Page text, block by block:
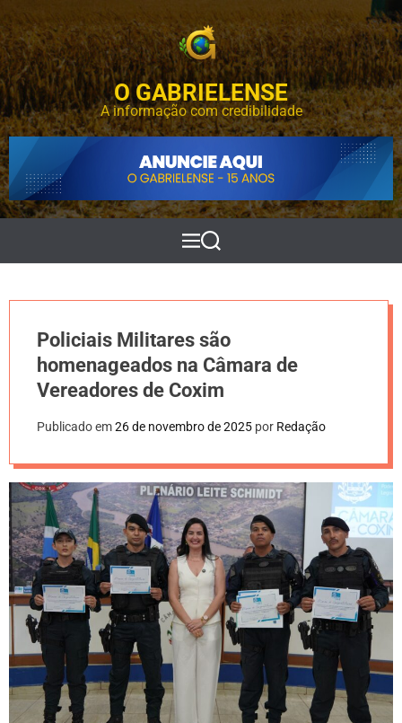
k
p
t
o
c
o
n
t
e
O GABRIELENSE
A informação com credibilidade
M
e
P
e
s
r
Policiais Militares são
homenageados na Câmara de
Vereadores de Coxim
Publicado em26 de novembro de 2025 por Redação